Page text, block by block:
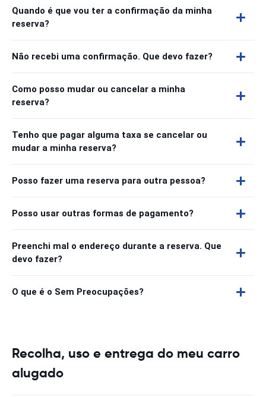
Quando é que vou ter a confirmação da minha
reserva?
Não recebi uma confirmação. Que devo fazer?
Como posso mudar ou cancelar a minha
reserva?
Tenho que pagar alguma taxa se cancelar ou
mudar a minha reserva?
Posso fazer uma reserva para outra pessoa?
Posso usar outras formas de pagamento?
Preenchi mal o endereço durante a reserva. Que
devo fazer?
O que é o Sem Preocupações?
Recolha, uso e entrega do meu carro
alugado